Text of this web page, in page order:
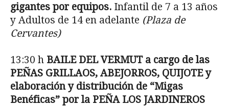
gigantes por equipos. Infantil de 7 a 13 años
y Adultos de 14 en adelante (Plaza de
Cervantes)
13:30 h BAILE DEL VERMUT a cargo de las
PEÑAS GRILLAOS, ABEJORROS, QUIJOTEy
elaboración y distribución de “Migas
Benéficas” por la PEÑA LOS JARDINEROS